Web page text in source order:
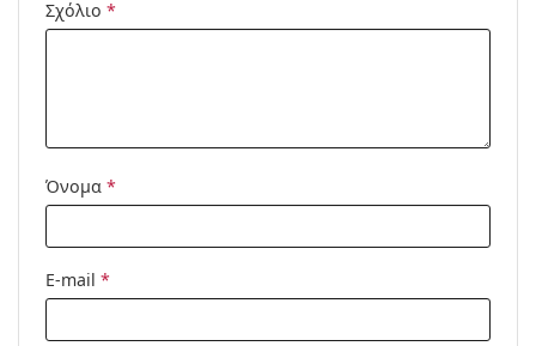
Προϊόντος /
Σχόλιο *
Όνομα *
E-mail *